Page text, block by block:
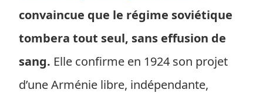
convaincue que le régime soviétique
tombera tout seul, sans effusion de
sang. Elle confirme en 1924 son projet
d’une Arménie libre, indépendante,